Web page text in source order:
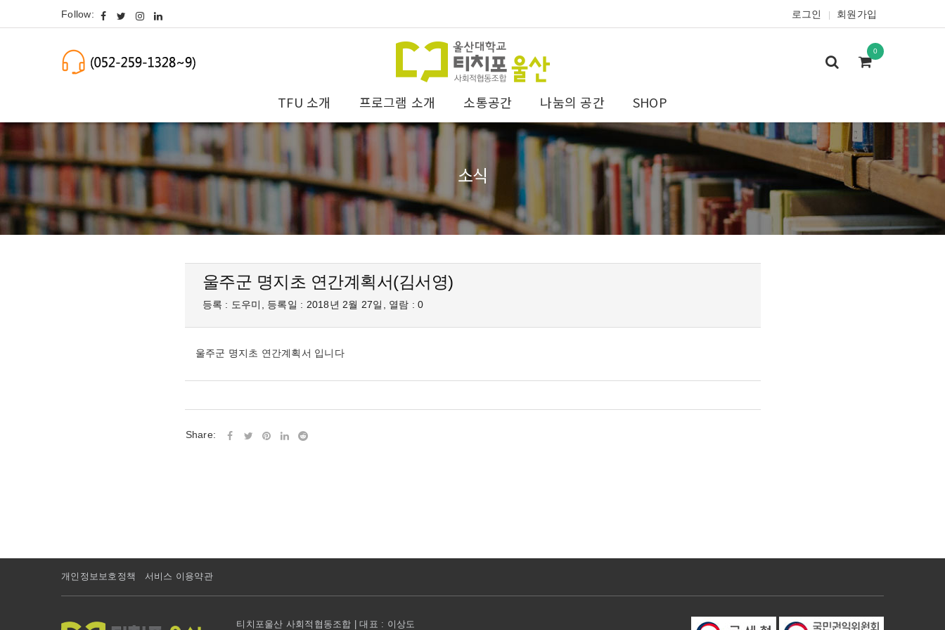
Follow: 로그인 회원가입
0
TFU 소개 프로그램 소개 소통공간 나눔의 공간 SHOP
소식
울주군 명지초 연간계획서(김서영)
등록 : 도우미, 등록일 : 2018년 2월 27일, 열람 : 0
울주군 명지초 연간계획서 입니다
Share:
개인정보보호정책 서비스 이용약관
티치포울산 사회적협동조합 | 대표 : 이상도